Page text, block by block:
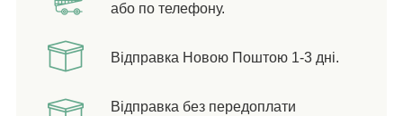
або по телефону.
Відправка Новою Поштою 1-3 дні.
Відправка без передоплати